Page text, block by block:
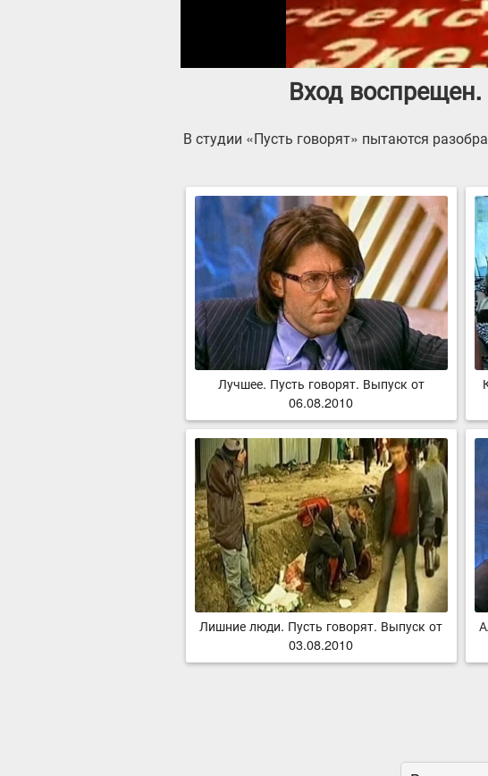
Вход
В студии «Пусть говорят» пытаются
Лучшее. Пусть говорят. Выпуск от
06.08.2010
Лишние люди. Пусть говорят. Выпуск от
03.08.2010